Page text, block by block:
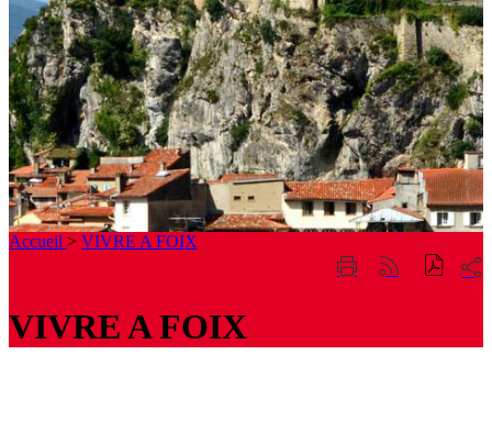
Accueil > VIVRE A FOIX
ImprimerGénérer
sur
VIVRE A FOIX